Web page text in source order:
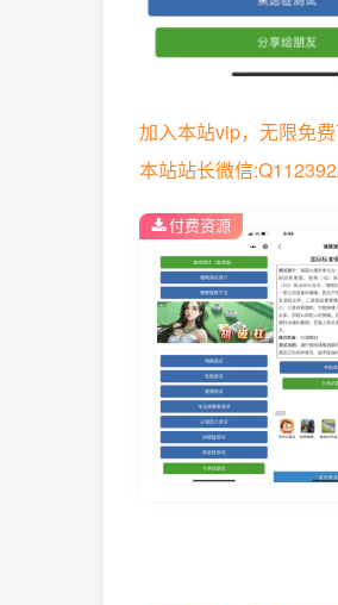
加入本站vip，无限免
本站站长微信
付费资源